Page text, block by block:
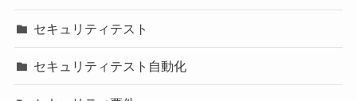
セキュリティテスト
セキュリティテスト自動化